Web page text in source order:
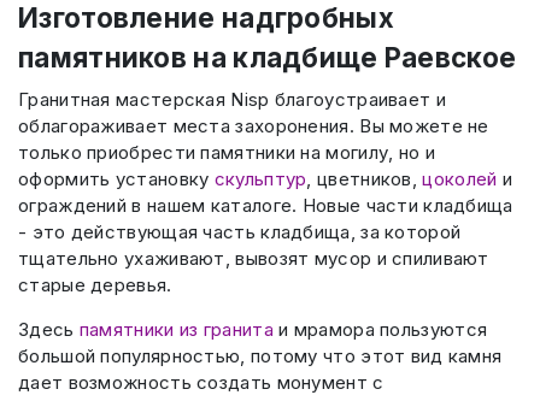
Изготовление надгробных
памятников на кладбище Раевское
Гранитная мастерская Nisp благоустраивает и
облагораживает места захоронения. Вы можете не
только приобрести памятники на могилу, но и
оформить установку скульптур, цветников,цоколей и
ограждений в нашем каталоге. Новые части кладбища
- это действующая часть кладбища, за которой
тщательно ухаживают, вывозят мусор и спиливают
старые деревья.
Здесь памятники из гранита и мрамора пользуются
большой популярностью, потому что этот вид камня
дает возможность создать монумент с